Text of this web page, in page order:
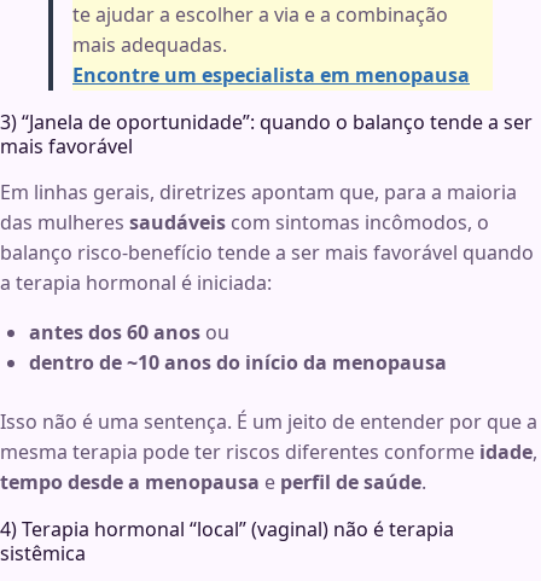
te ajudar a escolher a via e a combinação
mais adequadas.
Encontre um especialista em menopausa
3) “Janela de oportunidade”: quando o balanço tende a ser
mais favorável
Em linhas gerais, diretrizes apontam que, para a maioria
das mulheres saudáveis com sintomas incômodos, o
balanço risco-benefício tende a ser mais favorável quando
a terapia hormonal é iniciada:
antes dos 60 anos ou
dentro de ~10 anos do início da menopausa
Isso não é uma sentença. É um jeito de entender por que a
mesma terapia pode ter riscos diferentes conforme idade,
tempo desde a menopausa e perfil de saúde.
4) Terapia hormonal “local” (vaginal) não é terapia
sistêmica